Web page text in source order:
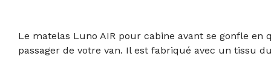
Le matelas Luno AIR pour cabine avant se gonfle
passager de votre van. Il est fabriqué avec un tissu